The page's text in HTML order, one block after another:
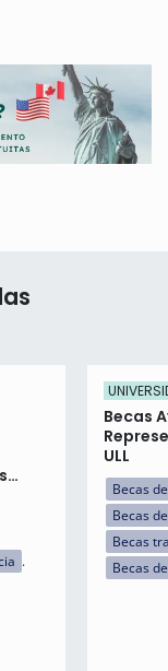
Becas
ULL
Becas
Becas
Becas
Becas